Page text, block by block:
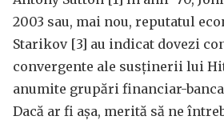
2003 sau, mai nou, reputatul
Starikov [3] au indicat dovezi
convergente ale susținerii lui
anumite grupări financiar-
Dacă ar fi așa, merită să ne